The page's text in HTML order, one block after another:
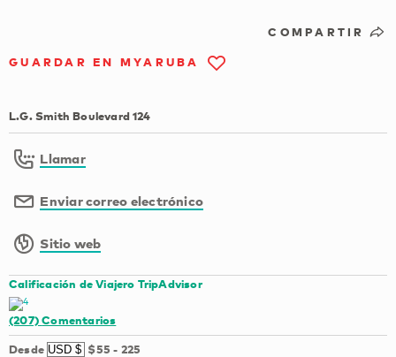
COMPARTIR
GUARDAR EN MYARUBA
L.G. Smith Boulevard 124
Llamar
Enviar correo electrónico
Sitio web
Calificación de Viajero TripAdvisor
(207)Comentarios
Desde $55 - 225